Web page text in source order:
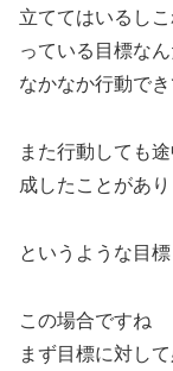
立ててはいるし
っている目標な
なかなか行動でき
また行動しても
成したことがあり
というような目
この場合ですね
まず目標に対し